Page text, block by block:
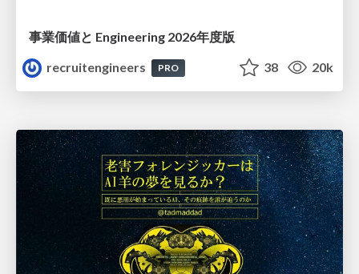
事業価値と Engineering 2026年度版
recruitengineers
PRO 38 20k